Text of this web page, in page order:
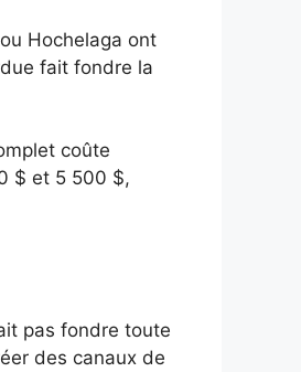
Hochelaga ont
fait fondre la
coûte
$ et 5 500 $,
pas fondre toute
des canaux de